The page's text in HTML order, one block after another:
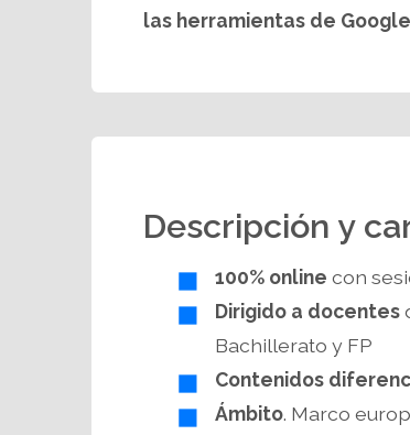
las herramientas de
Descripción y
100% online con
Dirigido a docentes
Bachillerato y FP
Contenidos
Ámbito. Marco